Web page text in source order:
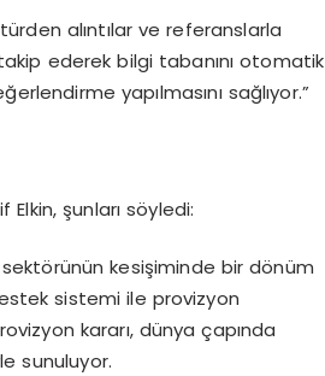
alıntılar ve referanslarla
ederek bilgi tabanını otomatik
yapılmasını sağlıyor.”
şunları söyledi:
kesişiminde bir dönüm
sistemi ile provizyon
kararı, dünya çapında
sunuluyor.